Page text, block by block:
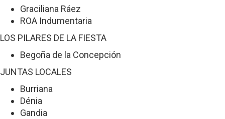
Graciliana Ráez
ROA Indumentaria
LOS PILARES DE LA FIESTA
Begoña de la Concepción
JUNTAS LOCALES
Burriana
Dénia
Gandia